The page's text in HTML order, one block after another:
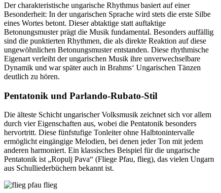
Der charakteristische ungarische Rhythmus basiert auf einer
Besonderheit: In der ungarischen Sprache wird stets die erste Silbe
eines Wortes betont. Dieser abtaktige statt auftaktige
Betonungsmuster prägt die Musik fundamental. Besonders auffällig
sind die punktierten Rhythmen, die als direkte Reaktion auf diese
ungewöhnlichen Betonungsmuster entstanden. Diese rhythmische
Eigenart verleiht der ungarischen Musik ihre unverwechselbare
Dynamik und war später auch in Brahms‘ Ungarischen Tänzen
deutlich zu hören.
Pentatonik und Parlando-Rubato-Stil
Die älteste Schicht ungarischer Volksmusik zeichnet sich vor allem
durch vier Eigenschaften aus, wobei die Pentatonik besonders
hervortritt. Diese fünfstufige Tonleiter ohne Halbtonintervalle
ermöglicht eingängige Melodien, bei denen jeder Ton mit jedem
anderen harmoniert. Ein klassisches Beispiel für die ungarische
Pentatonik ist „Ropulj Pava“ (Fliege Pfau, flieg), das vielen Ungarn
aus Schulliederbüchern bekannt ist.